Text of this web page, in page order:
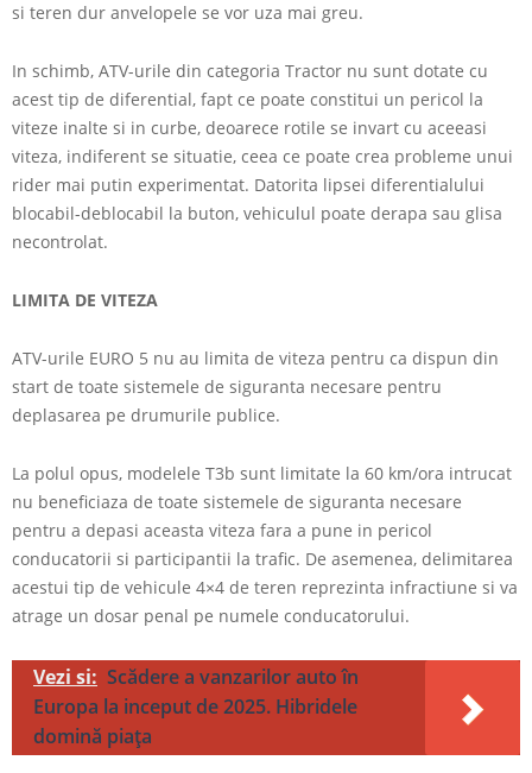
si teren dur anvelopele se vor uza mai greu.
In schimb, ATV-urile din categoria Tractor nu sunt dotate cu
acest tip de diferential, fapt ce poate constitui un pericol la
viteze inalte si in curbe, deoarece rotile se invart cu aceeasi
viteza, indiferent se situatie, ceea ce poate crea probleme unui
rider mai putin experimentat. Datorita lipsei diferentialului
blocabil-deblocabil la buton, vehiculul poate derapa sau glisa
necontrolat.
LIMITA DE VITEZA
ATV-urile EURO 5 nu au limita de viteza pentru ca dispun din
start de toate sistemele de siguranta necesare pentru
deplasarea pe drumurile publice.
La polul opus, modelele T3b sunt limitate la 60 km/ora intrucat
nu beneficiaza de toate sistemele de siguranta necesare
pentru a depasi aceasta viteza fara a pune in pericol
conducatorii si participantii la trafic. De asemenea, delimitarea
acestui tip de vehicule 4×4 de teren reprezinta infractiune si va
atrage un dosar penal pe numele conducatorului.
Vezi si: Scădere a vanzarilor auto în
Europa la inceput de 2025. Hibridele
domină piața